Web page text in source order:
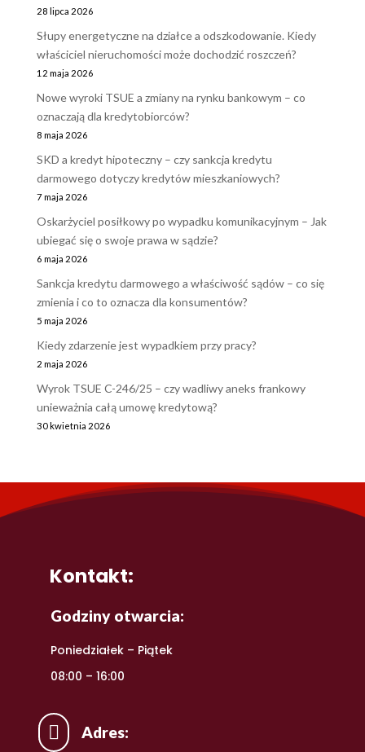
28 lipca 2026
Słupy energetyczne na działce a odszkodowanie. Kiedy
właściciel nieruchomości może dochodzić roszczeń?
12 maja 2026
Nowe wyroki TSUE a zmiany na rynku bankowym – co
oznaczają dla kredytobiorców?
8 maja 2026
SKD a kredyt hipoteczny – czy sankcja kredytu
darmowego dotyczy kredytów mieszkaniowych?
7 maja 2026
Oskarżyciel posiłkowy po wypadku komunikacyjnym – Jak
ubiegać się o swoje prawa w sądzie?
6 maja 2026
Sankcja kredytu darmowego a właściwość sądów – co się
zmienia i co to oznacza dla konsumentów?
5 maja 2026
Kiedy zdarzenie jest wypadkiem przy pracy?
2 maja 2026
Wyrok TSUE C-246/25 – czy wadliwy aneks frankowy
unieważnia całą umowę kredytową?
30 kwietnia 2026
Kontakt:
Godziny otwarcia:
Poniedziałek – Piątek
08:00 – 16:00
 Adres: